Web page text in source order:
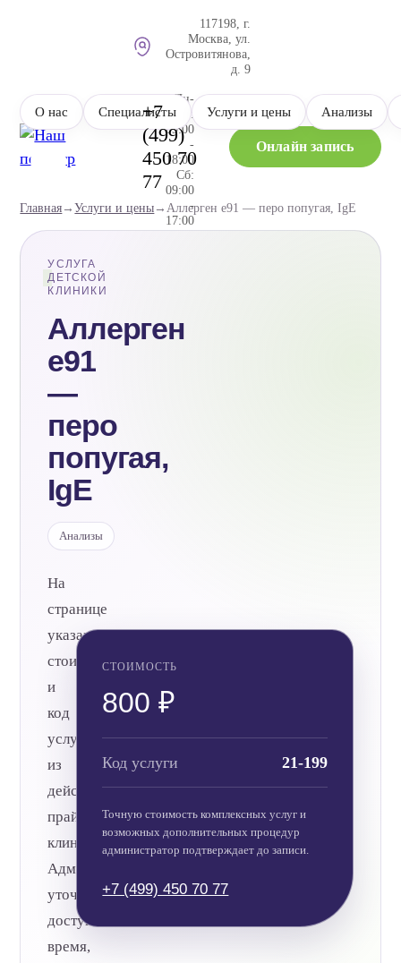
117198, г.
Москва, ул.
Островитянова,
д. 9
Пн-
Пт:
09:00
-
18:00
Сб:
09:00
-
17:00
+7
(499)
450 70
77
Онлайн запись
О нас Специалисты Услуги и цены Анализы
Главная →Услуги и цены →Аллерген e91 — перо попугая, IgE
УСЛУГА
ДЕТСКОЙ
КЛИНИКИ
Аллерген
e91
—
перо
попугая,
IgE
Анализы
На
странице
указаны
стоимость
и
код
услуги
из
действующего
прайса
клиники.
Администратор
уточнит
доступное
время,
СТОИМОСТЬ
800 ₽
Код услуги 21-199
Точную стоимость комплексных услуг и
возможных дополнительных процедур
администратор подтверждает до записи.
+7 (499) 450 70 77